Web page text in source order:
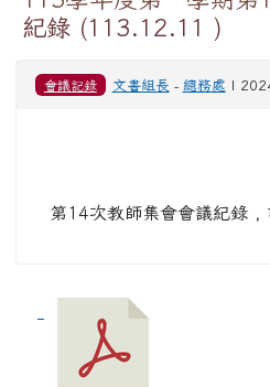
紀錄 (113.12.11 )
會議記錄 文書組長 - 總務處 |
第14次教師集會會議紀錄 ,